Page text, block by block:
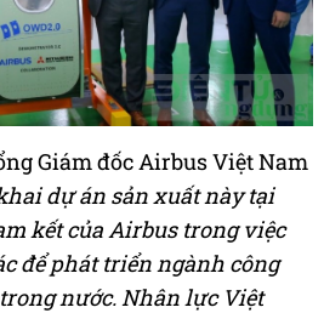
Giám đốc Airbus Việt Nam
dự án sản xuất này tại
kết của Airbus trong việc
để phát triển ngành công
nước. Nhân lực Việt